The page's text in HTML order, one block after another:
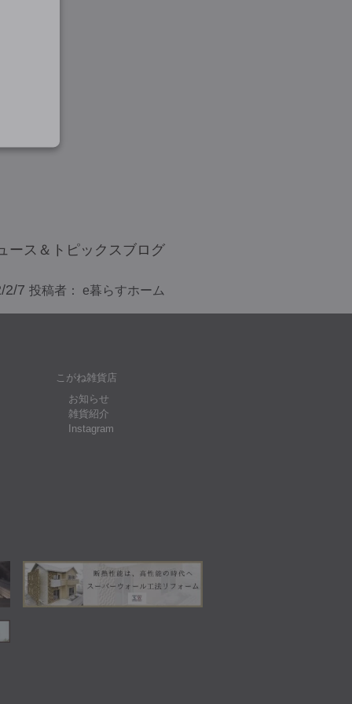
ース＆トピックスブログ
2/7 投稿者： e暮らすホーム
こがね雑貨店
お知らせ
雑貨紹介
Instagram